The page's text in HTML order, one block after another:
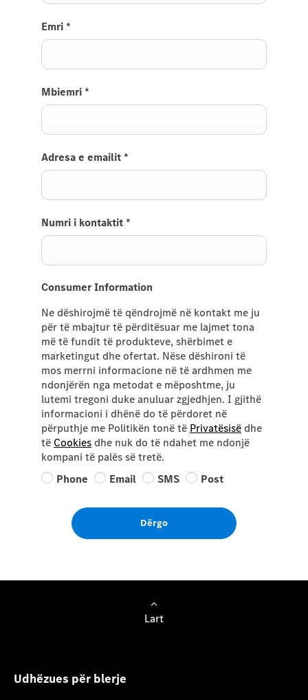
Emri *
Mbiemri *
Adresa e emailit *
Numri i kontaktit *
Consumer Information
Ne dëshirojmë të qëndrojmë në kontakt me ju
për të mbajtur të përditësuar me lajmet tona
më të fundit të produkteve, shërbimet e
marketingut dhe ofertat. Nëse dëshironi të
mos merrni informacione në të ardhmen me
ndonjërën nga metodat e mëposhtme, ju
lutemi tregoni duke anuluar zgjedhjen. I gjithë
informacioni i dhënë do të përdoret në
përputhje me Politikën tonë të Privatësisë dhe
të Cookies dhe nuk do të ndahet me ndonjë
kompani të palës së tretë.
Phone
Email SMS Post
Dërgo
Lart
Udhëzues për blerje